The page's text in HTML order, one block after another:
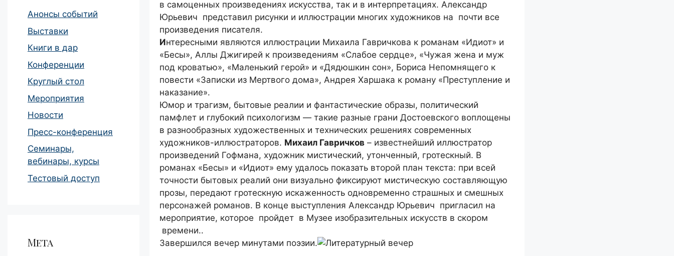
в самоценных произведениях искусства, так и в интерпретациях. Александр
Юрьевич представил рисунки и иллюстрации многих художников на почти все
произведения писателя.
Интересными являются иллюстрации Михаила Гавричкова к романам «Идиот» и
«Бесы», Аллы Джигирей к произведениям «Слабое сердце», «Чужая жена и муж
под кроватью», «Маленький герой» и «Дядюшкин сон», Бориса Непомнящего к
повести «Записки из Мертвого дома», Андрея Харшака к роману «Преступление и
наказание».
Юмор и трагизм, бытовые реалии и фантастические образы, политический
памфлет и глубокий психологизм — такие разные грани Достоевского воплощены
в разнообразных художественных и технических решениях современных
художников-иллюстраторов. Михаил Гавричков– известнейший иллюстратор
произведений Гофмана, художник мистический, утонченный, гротескный. В
романах «Бесы» и «Идиот» ему удалось показать второй план текста: при всей
точности бытовых реалий они визуально фиксируют мистическую составляющую
прозы, передают гротескную искаженность одновременно страшных и смешных
персонажей романов. В конце выступления Александр Юрьевич пригласил на
мероприятие, которое пройдет в Музее изобразительных искусств в скором
времени..
Завершился вечер минутами поэзии.
Анонсы событий
Выставки
Книги в дар
Конференции
Круглый стол
Мероприятия
Новости
Пресс-конференция
Семинары,
вебинары, курсы
Тестовый доступ
Мета